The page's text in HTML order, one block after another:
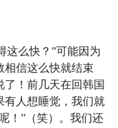
这么快？”可能因为
相信这么快就结束
！前几天在回韩国
有人想睡觉，我们就
！”（笑）。我们还